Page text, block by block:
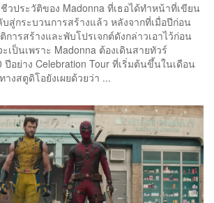
วประวัติของ Madonna ที่เธอได้ทำหน้าที่เขียน
สู่กระบวนการสร้างแล้ว หลังจากที่เมื่อปีก่อน
การสร้างและพับโปรเจกต์ดังกล่าวเอาไว้ก่อน
ป็นเพราะ Madonna ต้องเดินสายทัวร์
อย่าง Celebration Tour ที่เริ่มต้นขึ้นในเดือน
งสตูดิโอยังเผยด้วยว่า ...